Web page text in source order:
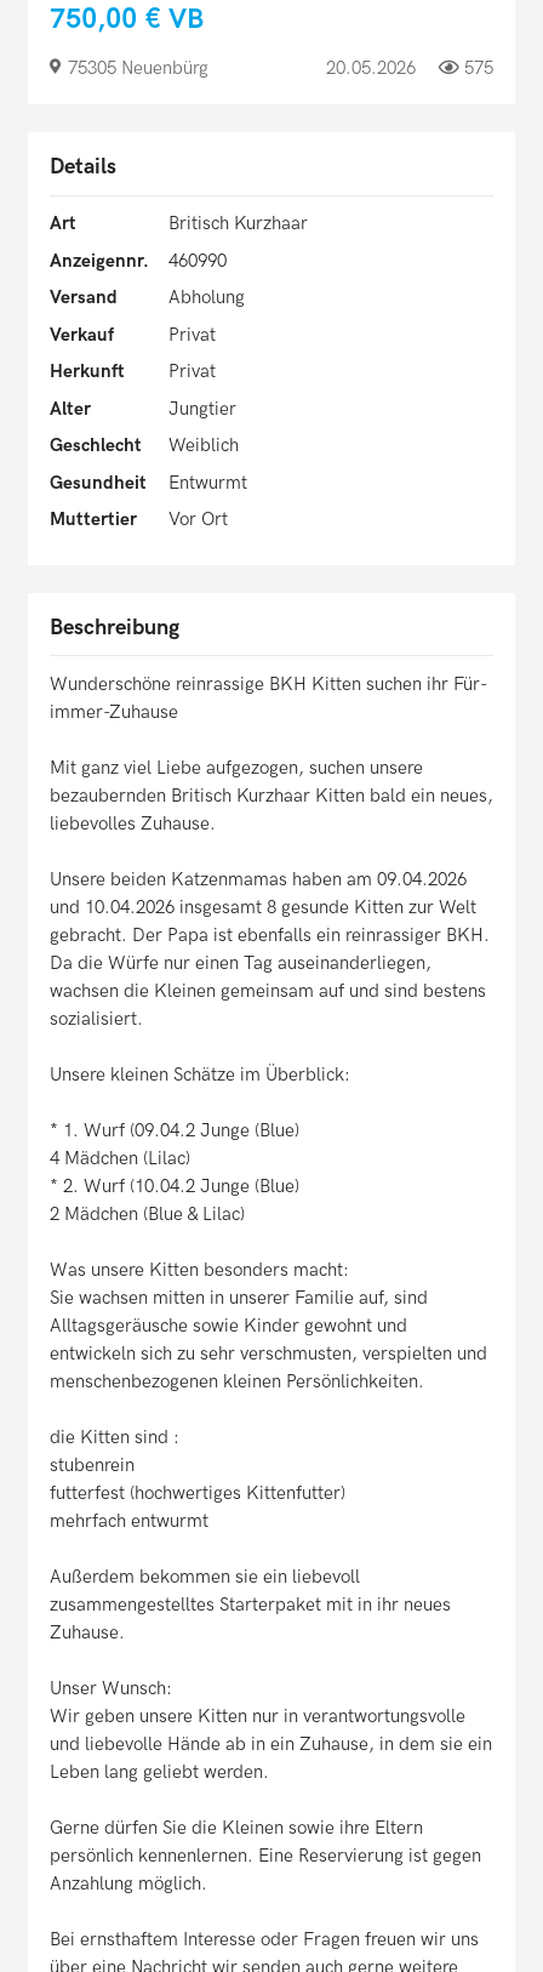
750,00 € VB
75305 Neuenbürg 20.05.2026 575
Details
Art
Britisch Kurzhaar
Anzeigennr.
460990
Versand
Abholung
Verkauf
Privat
Herkunft
Privat
Alter
Jungtier
Geschlecht
Weiblich
Gesundheit
Entwurmt
Muttertier
Vor Ort
Beschreibung
Wunderschöne reinrassige BKH Kitten suchen ihr Für-
immer-Zuhause
Mit ganz viel Liebe aufgezogen, suchen unsere
bezaubernden Britisch Kurzhaar Kitten bald ein neues,
liebevolles Zuhause.
Unsere beiden Katzenmamas haben am 09.04.2026
und 10.04.2026 insgesamt 8 gesunde Kitten zur Welt
gebracht. Der Papa ist ebenfalls ein reinrassiger BKH.
Da die Würfe nur einen Tag auseinanderliegen,
wachsen die Kleinen gemeinsam auf und sind bestens
sozialisiert.
Unsere kleinen Schätze im Überblick:
* 1. Wurf (09.04.2 Junge (Blue)
4 Mädchen (Lilac)
* 2. Wurf (10.04.2 Junge (Blue)
2 Mädchen (Blue & Lilac)
Was unsere Kitten besonders macht:
Sie wachsen mitten in unserer Familie auf, sind
Alltagsgeräusche sowie Kinder gewohnt und
entwickeln sich zu sehr verschmusten, verspielten und
menschenbezogenen kleinen Persönlichkeiten.
die Kitten sind :
stubenrein
futterfest (hochwertiges Kittenfutter)
mehrfach entwurmt
Außerdem bekommen sie ein liebevoll
zusammengestelltes Starterpaket mit in ihr neues
Zuhause.
Unser Wunsch:
Wir geben unsere Kitten nur in verantwortungsvolle
und liebevolle Hände ab in ein Zuhause, in dem sie ein
Leben lang geliebt werden.
Gerne dürfen Sie die Kleinen sowie ihre Eltern
persönlich kennenlernen. Eine Reservierung ist gegen
Anzahlung möglich.
Bei ernsthaftem Interesse oder Fragen freuen wir uns
über eine Nachricht wir senden auch gerne weitere